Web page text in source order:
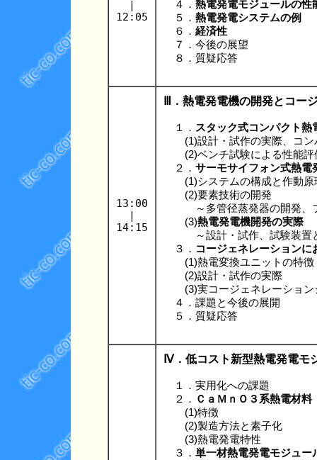
|
12:05
４． 熱電発電モジュールの性
５． 熱電発電システムの例
６． 経済性
７．今後の展望
８．質疑応答
13:00
|
14:15
Ⅲ．熱電発電機の開発とコー
１． スタック式コンパクト熱
(1)設計・試作の実際、コン
(2)ベンチ試験による性能評
２． サーモサイフォン式熱電
(1)システムの構成と作動原
(2)要素技術の開発
～多管径蒸発器の開発、フ
(3)熱電発電機開発の実際
～設計・試作、試験装置と
３． コージェネレーションに
(1)熱電変換ユニットの特徴
(2)設計・試作の実際
(3)実コージェネレーション
４．課題と今後の展開
５．質疑応答
Ⅳ．低コスト新型熱電発電モ
１．実用化への課題
２． ＣａＭｎＯ３系熱電材料
(1)特徴
(2)製造方法と素子化
(3)熱電発電特性
３． 単一材熱電発電モジュー